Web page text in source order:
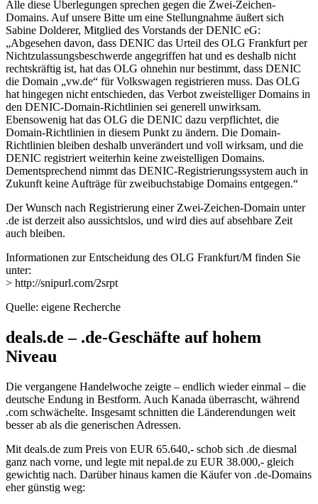
Alle diese Überlegungen sprechen gegen die Zwei-Zeichen-
Domains. Auf unsere Bitte um eine Stellungnahme äußert sich
Sabine Dolderer, Mitglied des Vorstands der DENIC eG:
„Abgesehen davon, dass DENIC das Urteil des OLG Frankfurt per
Nichtzulassungsbeschwerde angegriffen hat und es deshalb nicht
rechtskräftig ist, hat das OLG ohnehin nur bestimmt, dass DENIC
die Domain „vw.de“ für Volkswagen registrieren muss. Das OLG
hat hingegen nicht entschieden, das Verbot zweistelliger Domains in
den DENIC-Domain-Richtlinien sei generell unwirksam.
Ebensowenig hat das OLG die DENIC dazu verpflichtet, die
Domain-Richtlinien in diesem Punkt zu ändern. Die Domain-
Richtlinien bleiben deshalb unverändert und voll wirksam, und die
DENIC registriert weiterhin keine zweistelligen Domains.
Dementsprechend nimmt das DENIC-Registrierungssystem auch in
Zukunft keine Aufträge für zweibuchstabige Domains entgegen.“
Der Wunsch nach Registrierung einer Zwei-Zeichen-Domain unter
.de ist derzeit also aussichtslos, und wird dies auf absehbare Zeit
auch bleiben.
Informationen zur Entscheidung des OLG Frankfurt/M finden Sie
unter:
> http://snipurl.com/2srpt
Quelle: eigene Recherche
deals.de – .de-Geschäfte auf hohem
Niveau
Die vergangene Handelwoche zeigte – endlich wieder einmal – die
deutsche Endung in Bestform. Auch Kanada überrascht, während
.com schwächelte. Insgesamt schnitten die Länderendungen weit
besser ab als die generischen Adressen.
Mit deals.de zum Preis von EUR 65.640,- schob sich .de diesmal
ganz nach vorne, und legte mit nepal.de zu EUR 38.000,- gleich
gewichtig nach. Darüber hinaus kamen die Käufer von .de-Domains
eher günstig weg: